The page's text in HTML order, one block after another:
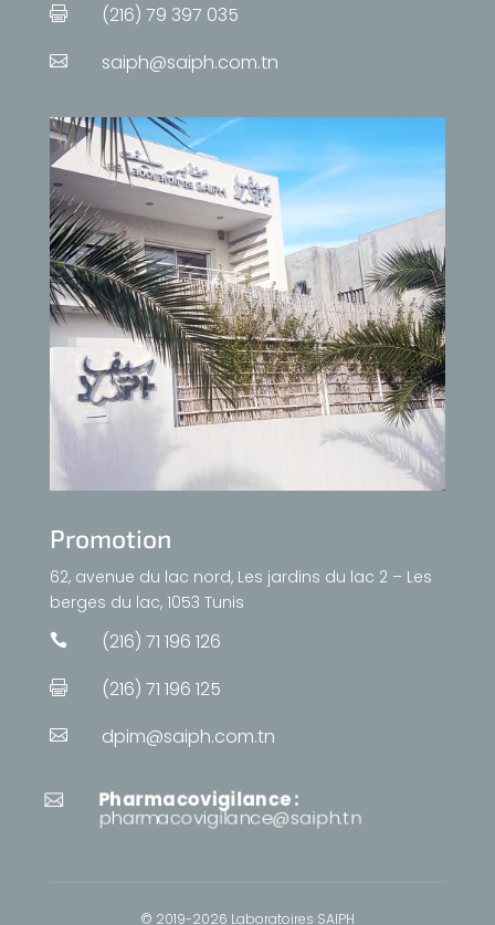
 (216) 79 397 035
 saiph@saiph.com.tn
Promotion
62, avenue du lac nord, Les jardins du lac 2 – Les
berges du lac, 1053 Tunis
 (216) 71 196 126
 (216) 71 196 125
 dpim@saiph.com.tn
 Pharmacovigilance :
pharmacovigilance@saiph.tn
© 2019-2026 Laboratoires SAIPH